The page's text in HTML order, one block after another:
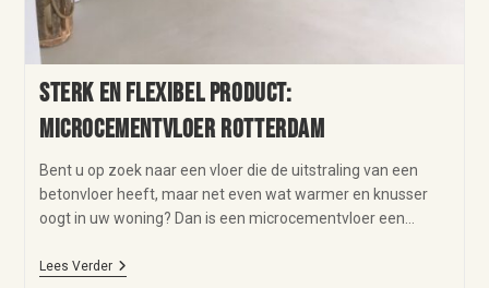
Sterk en flexibel product:
microcementvloer Rotterdam
Bent u op zoek naar een vloer die de uitstraling van een
betonvloer heeft, maar net even wat warmer en knusser
oogt in uw woning? Dan is een microcementvloer een…
Lees Verder